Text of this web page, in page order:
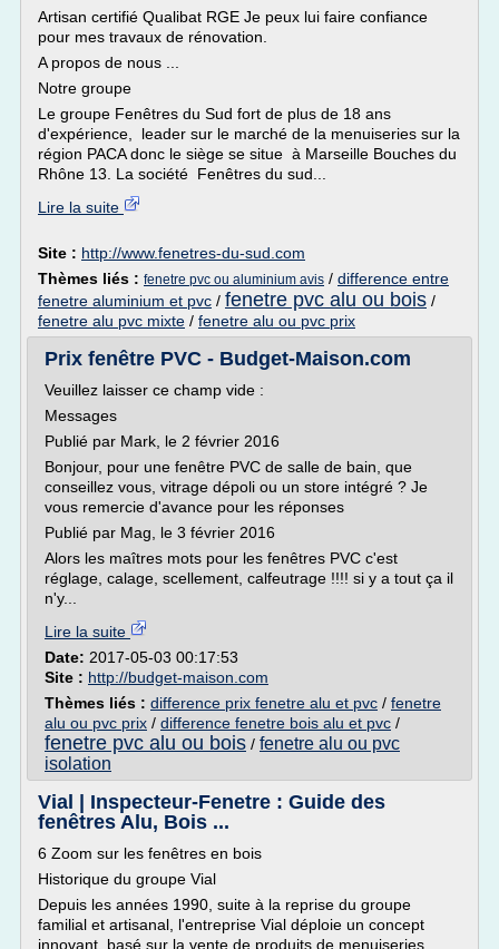
Artisan certifié Qualibat RGE Je peux lui faire confiance
pour mes travaux de rénovation.
A propos de nous ...
Notre groupe
Le groupe Fenêtres du Sud fort de plus de 18 ans
d'expérience, leader sur le marché de la menuiseries sur la
région PACA donc le siège se situe à Marseille Bouches du
Rhône 13. La société Fenêtres du sud...
Lire la suite
Site : http://www.fenetres-du-sud.com
Thèmes liés : fenetre pvc ou aluminium avis / difference entre
fenetre aluminium et pvc / fenetre pvc alu ou bois /
fenetre alu pvc mixte / fenetre alu ou pvc prix
Prix fenêtre PVC - Budget-Maison.com
Veuillez laisser ce champ vide :
Messages
Publié par Mark, le 2 février 2016
Bonjour, pour une fenêtre PVC de salle de bain, que
conseillez vous, vitrage dépoli ou un store intégré ? Je
vous remercie d'avance pour les réponses
Publié par Mag, le 3 février 2016
Alors les maîtres mots pour les fenêtres PVC c'est
réglage, calage, scellement, calfeutrage !!!! si y a tout ça il
n'y...
Lire la suite
Date: 2017-05-03 00:17:53
Site : http://budget-maison.com
Thèmes liés : difference prix fenetre alu et pvc / fenetre
alu ou pvc prix / difference fenetre bois alu et pvc /
fenetre pvc alu ou bois / fenetre alu ou pvc
isolation
Vial | Inspecteur-Fenetre : Guide des
fenêtres Alu, Bois ...
6 Zoom sur les fenêtres en bois
Historique du groupe Vial
Depuis les années 1990, suite à la reprise du groupe
familial et artisanal, l'entreprise Vial déploie un concept
innovant, basé sur la vente de produits de menuiseries